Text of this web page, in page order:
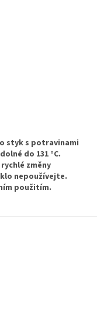
styk s potravinami
do 131 °C.
změny
nepoužívejte.
použitím.